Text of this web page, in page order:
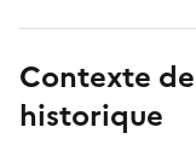
Contexte
historique